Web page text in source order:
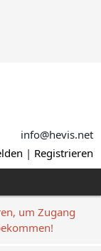
info@hevis.net
| Registrieren
um Zugang